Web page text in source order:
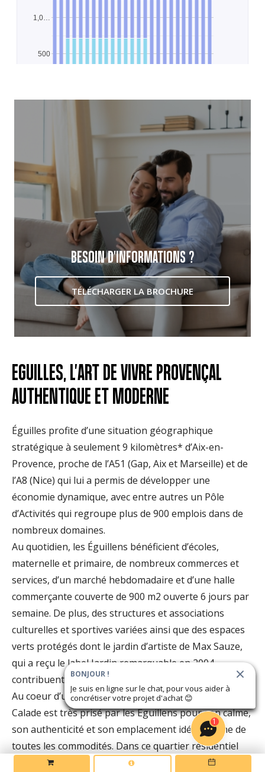
BESOIN D'INFORMATIONS ?
TÉLÉCHARGER LA BROCHURE
EGUILLES, L'ART DE VIVRE PROVENÇAL
AUTHENTIQUE ET MODERNE
Éguilles profite d’une situation géographique
stratégique à seulement 9 kilomètres* d’Aix-en-
Provence, proche de l’A51 (Gap, Aix et Marseille) et de
l’A8 (Nice) qui lui a permis de développer une
économie dynamique, avec entre autres un Pôle
d’Activités qui regroupe plus de 900 emplois dans de
nombreux domaines.
Au quotidien, les Éguillens bénéficient d’écoles,
maternelle et primaire, de nombreux commerces et
services, d’un marché hebdomadaire et d’une halle
commerçante couverte de 900 m2 ouverte 6 jours par
semaine. De plus, des structures et associations
culturelles et sportives variées ainsi que des espaces
verts protégés dont le jardin d’artiste de Max Sauze,
qui a reçu le label Jardin remarquable en 2004,
contribuent à une belle qualité de vie au quotidien.
Au coeur d’une nature luxuriante, le secteur de la
Calade est très prisé par les Eguillens pour son calme,
son authenticité et son emplacement idéal proche de
toutes les commodités. Dans ce quartier résidentiel
ponctué de jolies villas aux jardins arborés, la
1
BONJOUR !
Je suis en ligne sur le chat, pour vous aider à
concrétiser votre projet d'achat 😊